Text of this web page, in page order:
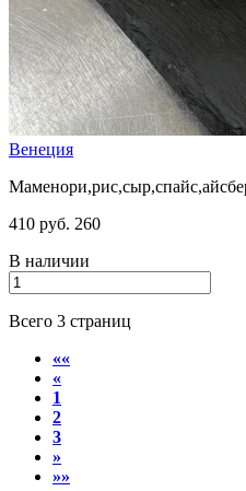
Венеция
410 руб. 260
В наличии
Всего 3 страниц
««
«
1
2
3
»
»»